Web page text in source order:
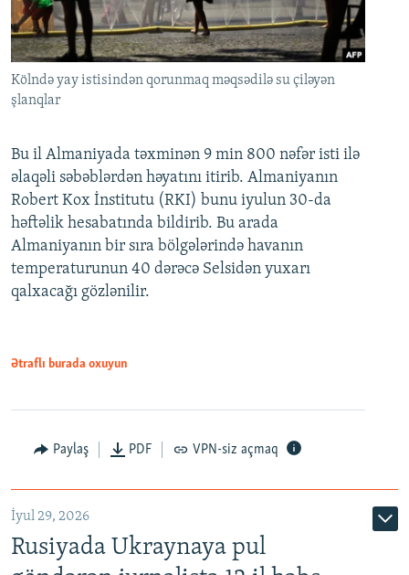
Kölndə yay istisindən qorunmaq məqsədilə su çiləyən
şlanqlar
Bu il Almaniyada təxminən 9 min 800 nəfər isti ilə
əlaqəli səbəblərdən həyatını itirib. Almaniyanın
Robert Kox İnstitutu (RKI) bunu iyulun 30-da
həftəlik hesabatında bildirib. Bu arada
Almaniyanın bir sıra bölgələrində havanın
temperaturunun 40 dərəcə Selsidən yuxarı
qalxacağı gözlənilir.
Ətraflı burada oxuyun
Paylaş PDF VPN-siz açmaq
İyul 29, 2026
Rusiyada Ukraynaya pul